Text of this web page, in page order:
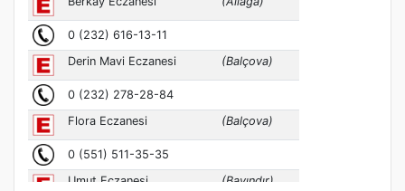
Türkiye’de insanlar dinle bağlarını
koparıyor mu?